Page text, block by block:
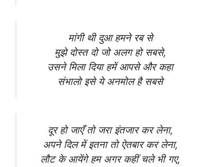
मांगी थी दुआ हमने रब से
मुझे दोस्त दो जो अलग हो सबसे,
उसने मिला दिया हमें आपसे और कहा
संभालो इसे ये अनमोल है सबसे
दूर हो जाएँ तो जरा इंतजार कर लेना,
अपने दिल में इतना तो ऐतबार कर लेना,
लौट के आयेंगे हम अगर कहीं चले भी गए,